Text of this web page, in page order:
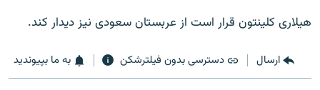
هیلاری کلینتون قرار است از عربستان سعودی نیز دیدار کند.
ارسال دسترسی بدون فیلترشکن به ما بپیوندید